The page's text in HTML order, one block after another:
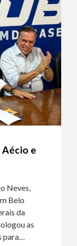
Aécio e
Neves,
Belo
da
as